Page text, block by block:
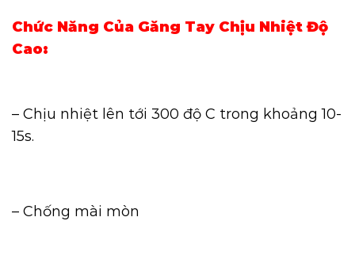
Chức Năng Của Găng Tay Chịu Nhiệt Độ
Cao:
– Chịu nhiệt lên tới 300 độ C trong khoảng 10-
15s.
– Chống mài mòn